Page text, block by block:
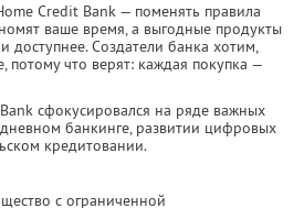
Credit Bank — поменять правила
ваше время, а выгодные продукты
доступнее. Создатели банка хотим,
потому что верят: каждая покупка —
сфокусировался на ряде важных
банкинге, развитии цифровых
кредитовании.
с ограниченной